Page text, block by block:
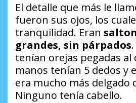
El detalle que más le
fueron sus ojos, los
tranquilidad. Eran
grandes, sin párpados
tenían orejas pegadas al
manos tenían 5 dedos y
era mucho más delgado
Ninguno tenía cabello.